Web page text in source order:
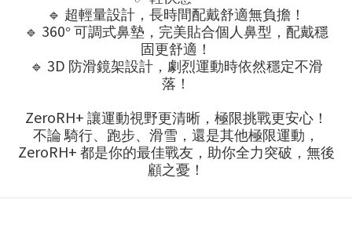
🔹 超輕量設計，長時間配戴舒適無負擔！
🔹 360° 可調式鼻墊，完美貼合個人鼻型，配戴穩
固更舒適！
🔹 3D 防滑鏡架設計，劇烈運動時依然穩定不滑
落！
ZeroRH+ 讓運動視野更清晰，極限挑戰更安心！
不論 騎行、跑步、滑雪，還是其他極限運動，
ZeroRH+ 都是你的最佳戰友，助你全力突破，無後
顧之憂！